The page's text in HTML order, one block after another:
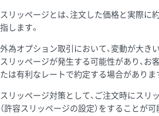
スリッページとは、注文した価格と実際に
指します。
外為オプション取引において、変動が大き
スリッページが発生する可能性があり、お
たは有利なレートで約定する場合がありま
スリッページ対策として、ご注文時にスリ
（許容スリッページの設定）をすることが可